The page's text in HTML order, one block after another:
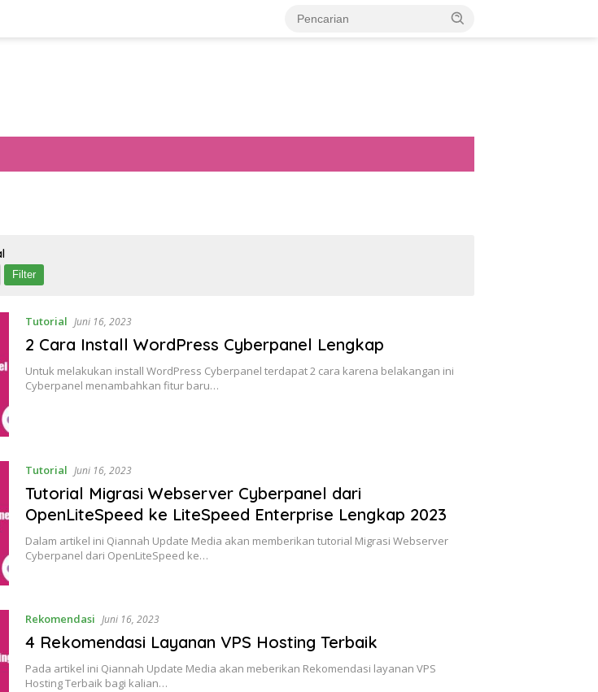
Tutorial Juni 16, 2023
2 Cara Install WordPress Cyberpanel Lengkap
Untuk melakukan install WordPress Cyberpanel terdapat 2 cara karena belakangan ini
Cyberpanel menambahkan fitur baru…
Tutorial Juni 16, 2023
Tutorial Migrasi Webserver Cyberpanel dari
OpenLiteSpeed ke LiteSpeed Enterprise Lengkap 2023
Dalam artikel ini Qiannah Update Media akan memberikan tutorial Migrasi Webserver
Cyberpanel dari OpenLiteSpeed ke…
Rekomendasi Juni 16, 2023
4 Rekomendasi Layanan VPS Hosting Terbaik
Pada artikel ini Qiannah Update Media akan meberikan Rekomendasi layanan VPS
Hosting Terbaik bagi kalian…